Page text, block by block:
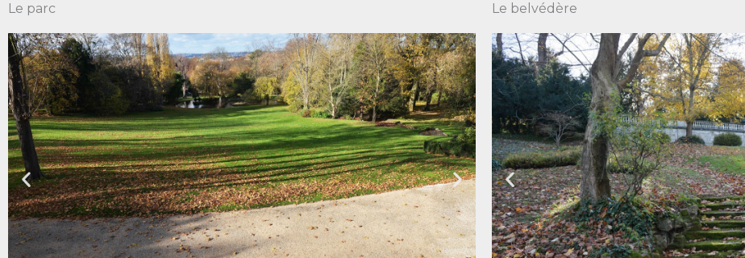
Le parc Le belvédère